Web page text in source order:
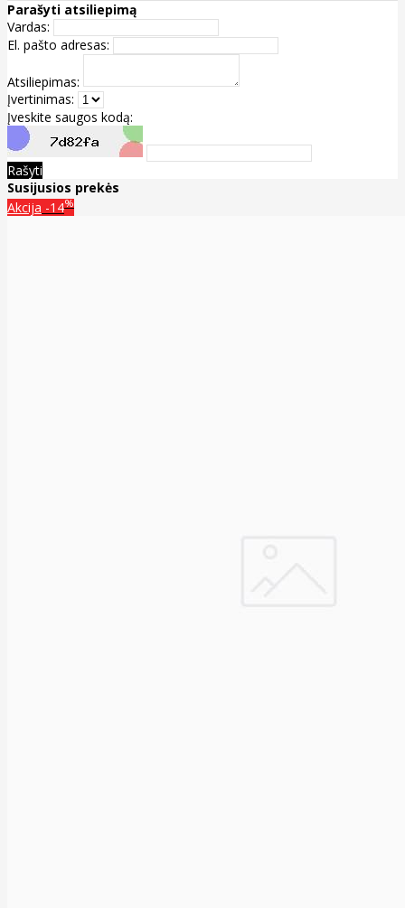
Parašyti atsiliepimą
Vardas:
El. pašto adresas:
Atsiliepimas:
Įvertinimas:
Įveskite saugos kodą:
Rašyti
Susijusios prekės
Akcija -14%